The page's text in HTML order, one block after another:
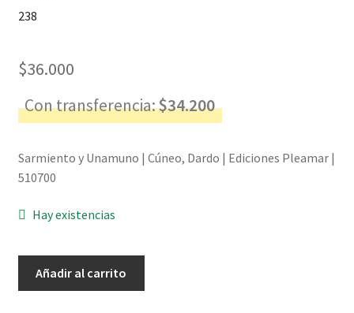
238
$36.000
Con transferencia:$34.200
Sarmiento y Unamuno | Cúneo, Dardo | Ediciones Pleamar |
510700
Hay existencias
Añadir al carrito